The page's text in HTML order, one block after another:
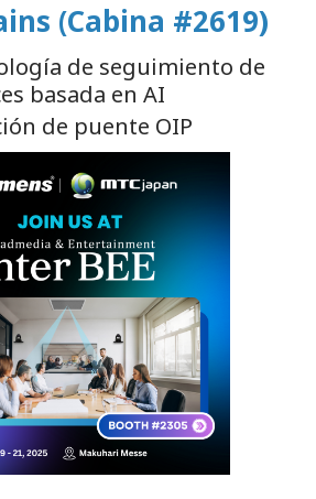
(Cabina #2619)
de seguimiento de
basada en AI
de puente OIP